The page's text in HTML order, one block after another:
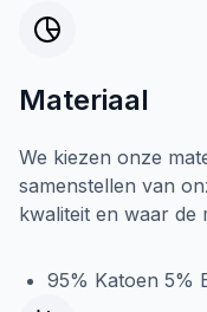
Materiaal
We kiezen onze
samenstellen van
kwaliteit en waar de
95% Katoen 5%